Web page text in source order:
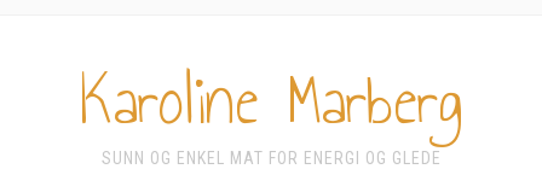
Karoline Marberg
SUNN OG ENKEL MAT FOR ENERGI OG GLEDE